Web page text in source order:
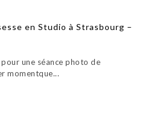
en Studio à Strasbourg –
une séance photo de
momentque...